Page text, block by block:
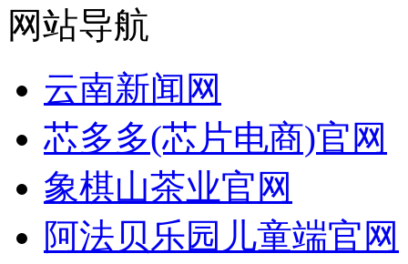
网站导航
云南新闻网
芯多多(芯片电商)官网
象棋山茶业官网
阿法贝乐园儿童端官网